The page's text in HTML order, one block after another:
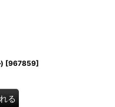
[967859]
る